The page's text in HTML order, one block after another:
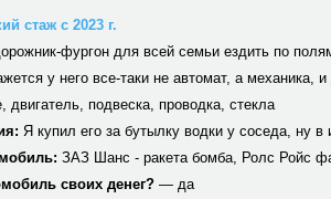
стаж с 2023 г.
фургон для всей семьи ездить по
у него все-таки не автомат, а механика,
двигатель, подвеска, проводка, стекла
Я купил его за бутылку водки у соседа, ну в
ЗАЗ Шанс - ракета бомба, Ролс Ройс
своих денег? — да